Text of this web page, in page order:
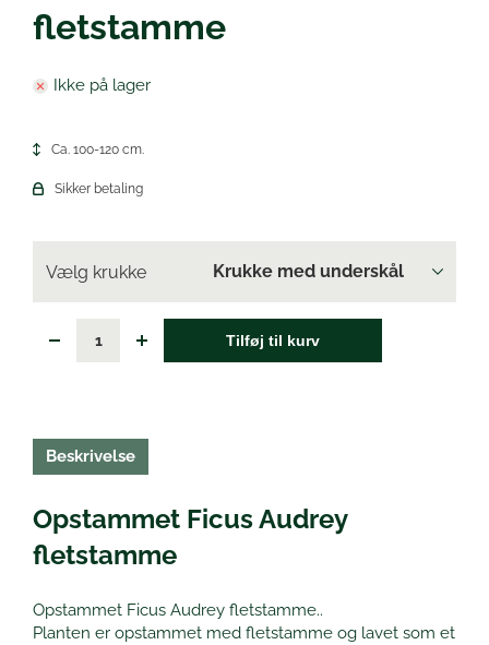
fletstamme
Ikke på lager
Ca. 100-120 cm.
Sikker betaling
Vælg krukke
Tilføj til kurv
Beskrivelse
Opstammet Ficus Audrey
fletstamme
Opstammet Ficus Audrey fletstamme..
Planten er opstammet med fletstamme og lavet som et